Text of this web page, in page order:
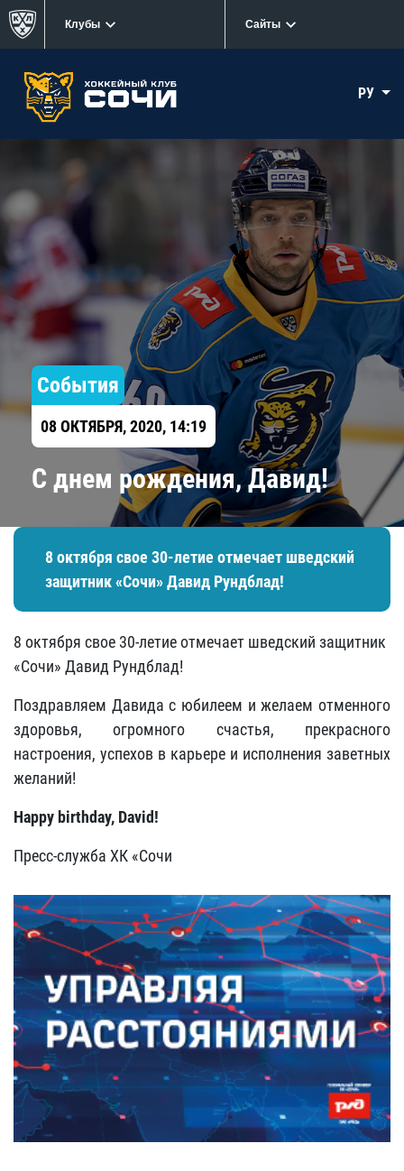
Клубы Сайты
РУ
События
08 ОКТЯБРЯ, 2020, 14:19
С днем рождения, Давид!
8 октября свое 30-летие отмечает шведский
защитник «Сочи» Давид Рундблад!
8 октября свое 30-летие отмечает шведский защитник
«Сочи» Давид Рундблад!
Поздравляем Давида с юбилеем и желаем отменного
здоровья, огромного счастья, прекрасного
настроения, успехов в карьере и исполнения заветных
желаний!
Happy birthday, David!
Пресс-служба ХК «Сочи